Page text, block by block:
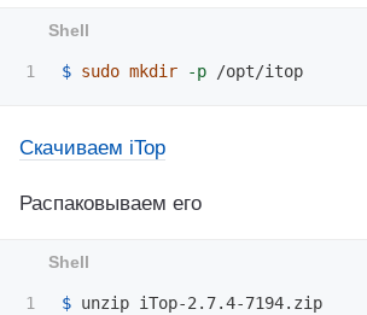
$ sudo mkdir -p
Скачиваем iTop
Распаковываем его
$